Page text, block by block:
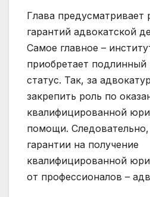
Глава предусматривает
гарантий адвокатской
Самое главное –
приобретает
статус. Так, за
закрепить роль по
квалифицированной
помощи.
гарантии на получение
квалифицированной
от профессионалов –